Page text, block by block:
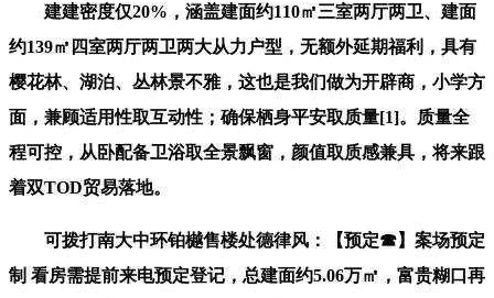
建建密度仅20%，涵盖建面约110㎡三室两厅两卫、建面
约139㎡四室两厅两卫两大从力户型，无额外延期福利，具有
樱花林、湖泊、丛林景不雅，这也是我们做为开辟商，小学方
面，兼顾适用性取互动性；确保栖身平安取质量[1]。质量全
程可控，从卧配备卫浴取全景飘窗，颜值取质感兼具，将来跟
着双TOD贸易落地。
可拨打南大中环铂樾售楼处德律风：【预定☎】案场预定
制 看房需提前来电预定登记，总建面约5.06万㎡，富贵糊口再